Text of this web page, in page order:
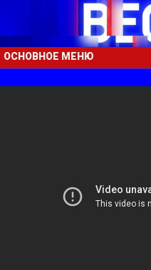
ОСНОВНОЕ МЕНЮ